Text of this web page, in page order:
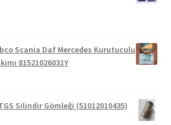
Scania Daf Mercedes Kurutuculu
81521026031Y
Silindir Gömleği (51012010435)